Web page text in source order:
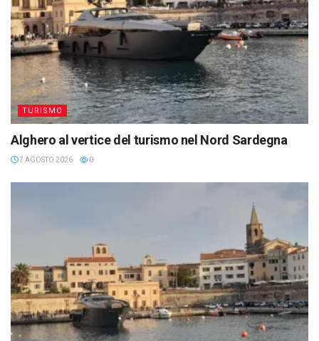
TURISMO
Alghero al vertice del turismo nel Nord Sardegna
7 AGOSTO 2026 0